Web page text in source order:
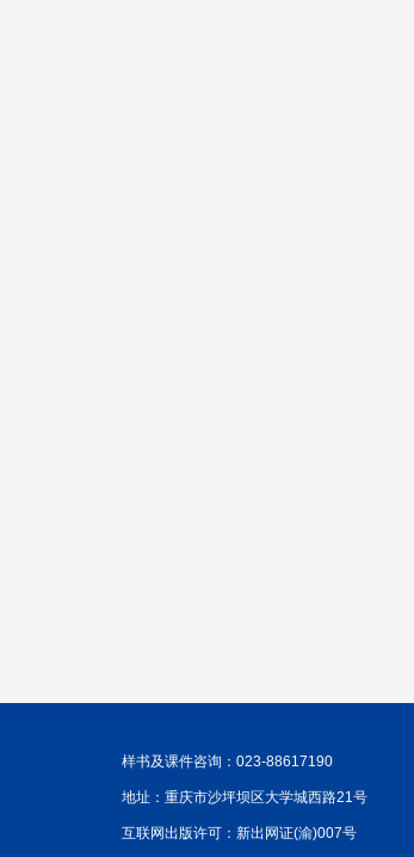
样书及课件咨询：023-88617190
地址：重庆市沙坪坝区大学城西路21号
互联网出版许可：新出网证(渝)007号